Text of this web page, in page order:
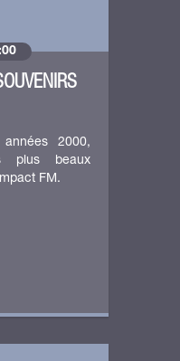
2000,
plus beaux
FM.